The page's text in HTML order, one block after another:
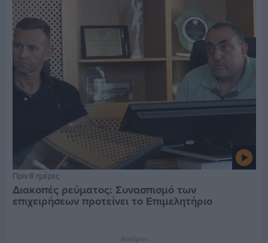
Πριν 8 ημέρες
Διακοπές ρεύματος: Συνασπισμό των
επιχειρήσεων προτείνει το Επιμελητήριο
Διαφήμιση